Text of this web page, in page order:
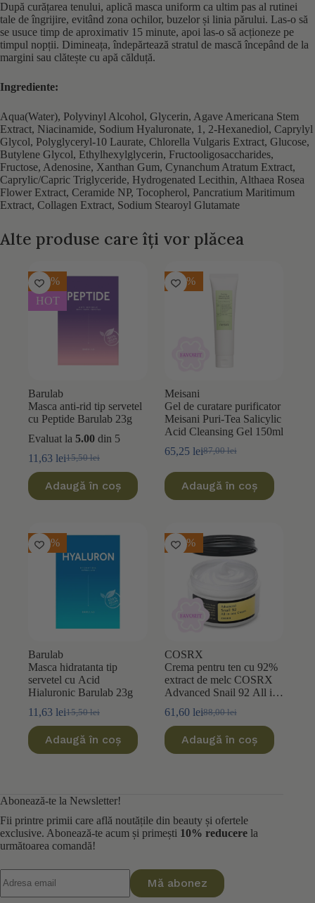
După curățarea tenului, aplică masca uniform ca ultim pas al rutinei
tale de îngrijire, evitând zona ochilor, buzelor și linia părului. Las-o să
se usuce timp de aproximativ 15 minute, apoi las-o să acționeze pe
timpul nopții. Dimineața, îndepărtează stratul de mască începând de la
margini sau clătește cu apă călduță.
Ingrediente:
Aqua(Water), Polyvinyl Alcohol, Glycerin, Agave Americana Stem
Extract, Niacinamide, Sodium Hyaluronate, 1, 2-Hexanediol, Caprylyl
Glycol, Polyglyceryl-10 Laurate, Chlorella Vulgaris Extract, Glucose,
Butylene Glycol, Ethylhexylglycerin, Fructooligosaccharides,
Fructose, Adenosine, Xanthan Gum, Cynanchum Atratum Extract,
Caprylic/Capric Triglyceride, Hydrogenated Lecithin, Althaea Rosea
Flower Extract, Ceramide NP, Tocopherol, Pancratium Maritimum
Extract, Collagen Extract, Sodium Stearoyl Glutamate
Alte produse care îți vor plăcea
-25%
HOT
Barulab
Masca anti-rid tip servetel
cu Peptide Barulab 23g
Evaluat la 5.00 din 5
15,50lei
Prețul
inițial
a
fost:
11,63 leiPrețul
curent
este:
11,63 lei.
Adaugă în coș
-25%
Meisani
Gel de curatare purificator
Meisani Puri-Tea Salicylic
Acid Cleansing Gel 150ml
87,00lei
Prețul
a
fost:
65,25 leiPrețul
este:
65,25 lei.
Adaugă în coș
-25%
Barulab
Masca hidratanta tip
servetel cu Acid
Hialuronic Barulab 23g
15,50lei
Prețul
a
fost:
11,63 leiPrețul
este:
11,63 lei.
Adaugă în coș
-30%
COSRX
Crema pentru ten cu 92%
extract de melc COSRX
Advanced Snail 92 All in
One 100ml
88,00lei
Prețul
a
fost:
61,60 leiPrețul
este:
61,60 lei.
Adaugă în coș
Abonează-te la Newsletter!
Fii printre primii care află noutățile din beauty și ofertele
exclusive. Abonează-te acum și primești 10% reducere la
următoarea comandă!
Mă abonez